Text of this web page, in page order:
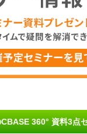
360° 資料3点